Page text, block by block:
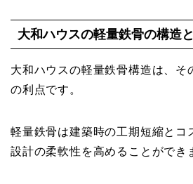
大和ハウスの軽量鉄骨の構造
大和ハウスの軽量鉄骨構造は、そ
の利点です。
軽量鉄骨は建築時の工期短縮とコ
設計の柔軟性を高めることができ